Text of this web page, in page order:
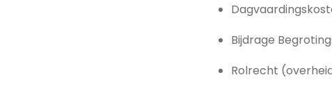
Bijdrage